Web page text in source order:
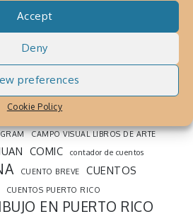
Accept
Deny
preferences
Cookie Policy
cosas curiosas que
CAMPO VISUAL LIBROS DE ARTE
COMIC contador de cuentos
CUENTO BREVE CUENTOS
CUENTOS PUERTO RICO
EN PUERTO RICO